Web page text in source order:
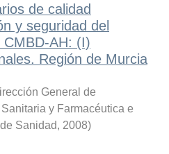
de calidad
y seguridad del
AH: (I)
Región de Murcia
General de
y Farmacéutica e
Sanidad, 2008)